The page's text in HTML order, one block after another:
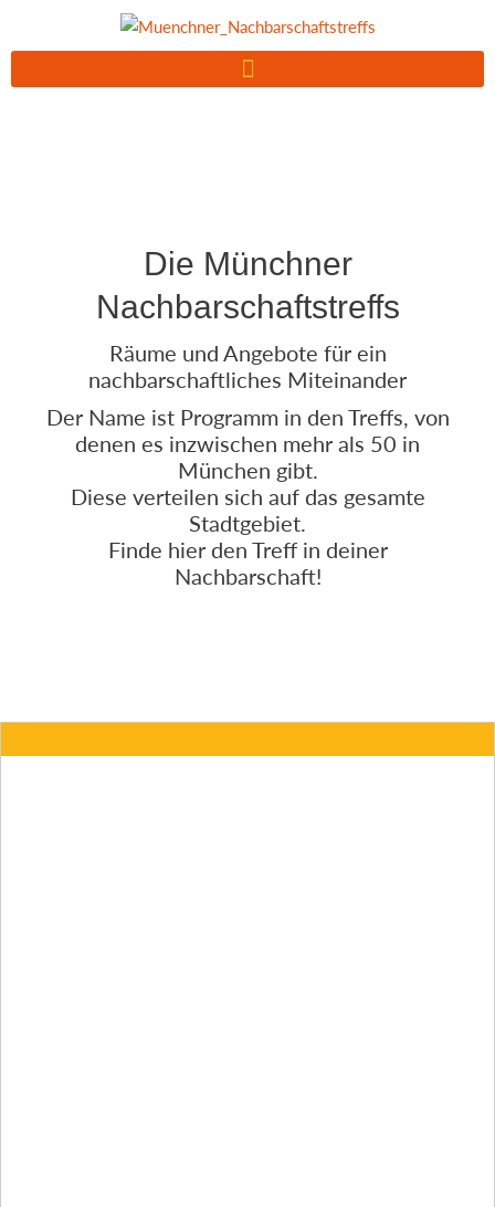
Die Münchner
Nachbarschaftstreffs
Räume und Angebote für ein
nachbarschaftliches Miteinander
Der Name ist Programm in den Treffs, von
denen es inzwischen mehr als 50 in
München gibt.
Diese verteilen sich auf das gesamte
Stadtgebiet.
Finde hier den Treff in deiner
Nachbarschaft!